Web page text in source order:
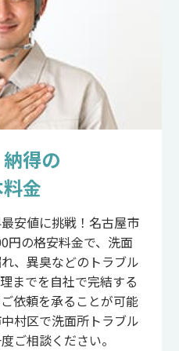
得の
金
安値に挑戦！名古屋市
円の格安料金で、洗面
、異臭などのトラブル
までを自社で完結する
依頼を承ることが可能
村区で洗面所トラブル
ご相談ください。